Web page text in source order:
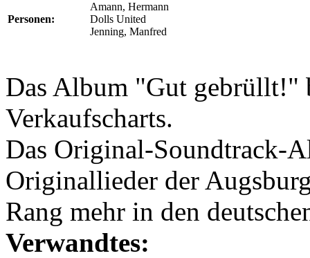
Personen:
Amann, Hermann
Dolls United
Jenning, Manfred
Das Album "Gut gebrüllt!"
Verkaufscharts.
Das Original-Soundtrack-
Originallieder der
Rang mehr in den
Verwandtes: